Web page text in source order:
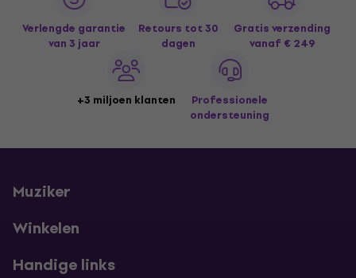
Verlengde garantie
van 3 jaar
Retours tot 30
dagen
Gratis verzending
vanaf € 249
+3 miljoen klanten
Professionele
ondersteuning
Muziker
Winkelen
Handige links